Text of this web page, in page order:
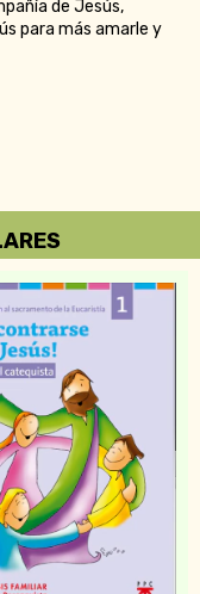
de Jesús,
para más amarle y